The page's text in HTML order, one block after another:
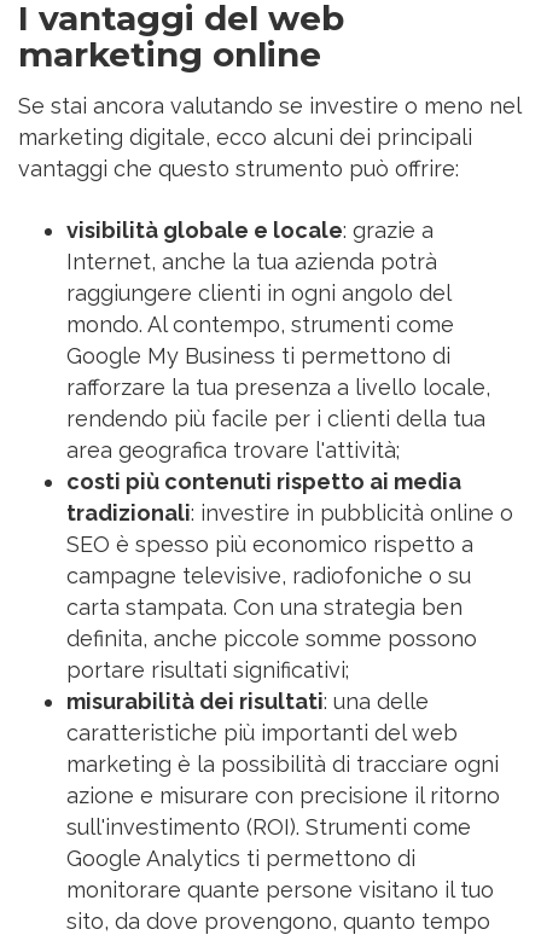
I vantaggi del web
marketing online
Se stai ancora valutando se investire o meno nel
marketing digitale, ecco alcuni dei principali
vantaggi che questo strumento può offrire:
visibilità globale e locale: grazie a
Internet, anche la tua azienda potrà
raggiungere clienti in ogni angolo del
mondo. Al contempo, strumenti come
Google My Business ti permettono di
rafforzare la tua presenza a livello locale,
rendendo più facile per i clienti della tua
area geografica trovare l'attività;
costi più contenuti rispetto ai media
tradizionali: investire in pubblicità online o
SEO è spesso più economico rispetto a
campagne televisive, radiofoniche o su
carta stampata. Con una strategia ben
definita, anche piccole somme possono
portare risultati significativi;
misurabilità dei risultati: una delle
caratteristiche più importanti del web
marketing è la possibilità di tracciare ogni
azione e misurare con precisione il ritorno
sull'investimento (ROI). Strumenti come
Google Analytics ti permettono di
monitorare quante persone visitano il tuo
sito, da dove provengono, quanto tempo